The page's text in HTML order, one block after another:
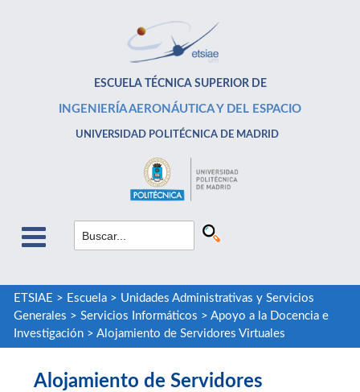
ESCUELA TÉCNICA SUPERIOR DE
INGENIERÍA AERONÁUTICA Y DEL ESPACIO
UNIVERSIDAD POLITÉCNICA DE MADRID
ETSIAE > Escuela> Unidades Administrativas y Servicios
Generales > Servicios Informáticos > Apoyo a la Docencia e
Investigación> Alojamiento de Servidores Virtuales
Alojamiento de Servidores